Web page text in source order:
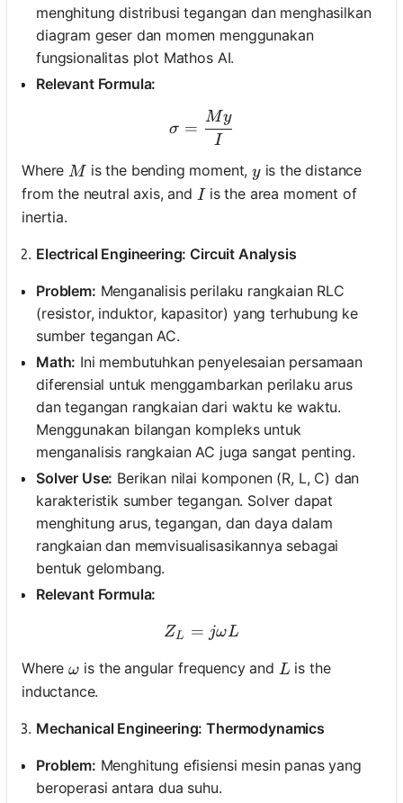
menghitung distribusi tegangan dan menghasilkan
diagram geser dan momen menggunakan
fungsionalitas plot Mathos AI.
Relevant Formula:
\sigma = \frac{M y}{I}
σ =
I
My
Where M
M is the bending moment,y
yis the distance
from the neutral axis, and IIis the area moment of
inertia.
Electrical Engineering: Circuit Analysis
Problem: Menganalisis perilaku rangkaian RLC
(resistor, induktor, kapasitor) yang terhubung ke
sumber tegangan AC.
Math: Ini membutuhkan penyelesaian persamaan
diferensial untuk menggambarkan perilaku arus
dan tegangan rangkaian dari waktu ke waktu.
Menggunakan bilangan kompleks untuk
menganalisis rangkaian AC juga sangat penting.
Solver Use: Berikan nilai komponen (R, L, C) dan
karakteristik sumber tegangan. Solver dapat
menghitung arus, tegangan, dan daya dalam
rangkaian dan memvisualisasikannya sebagai
bentuk gelombang.
Relevant Formula:
Z_L = j \omega L
ZL = jωL
Where\omega
ω is the angular frequency and L
Lis the
inductance.
Mechanical Engineering: Thermodynamics
Problem: Menghitung efisiensi mesin panas yang
beroperasi antara dua suhu.